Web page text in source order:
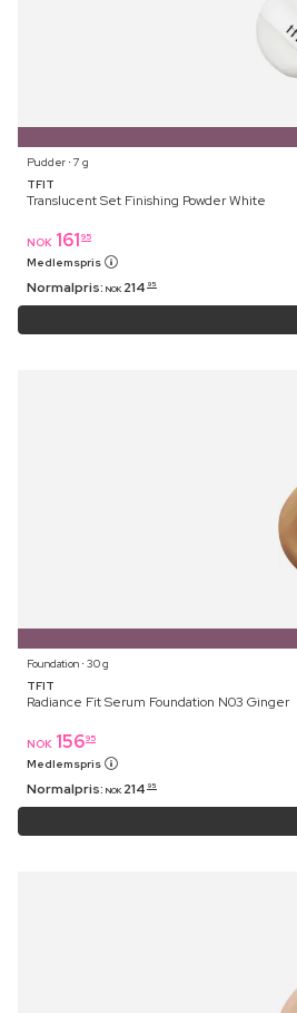
Pudder ⋅ 7 g
TFIT
Translucent Set Finishing Powder White
NOK 161 95
Medlemspris
Normalpris: NOK 214 95
Foundation ⋅ 30 g
TFIT
Radiance Fit Serum Foundation N03 Ginger
NOK 15695
Medlemspris
Normalpris: NOK 214 95